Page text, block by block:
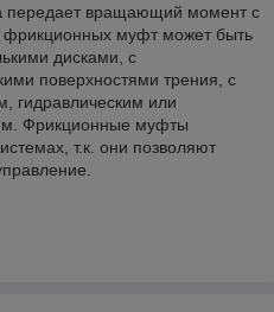
передает вращающий момент с
муфт может быть
дисками, с
поверхностями трения, с
гидравлическим или
Фрикционные муфты
т.к. они позволяют